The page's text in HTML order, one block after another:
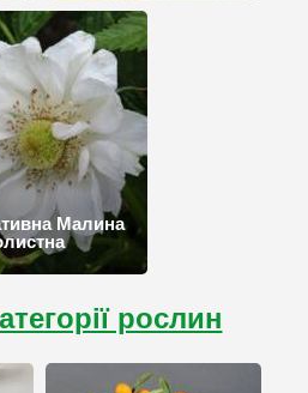
Малина
рослин